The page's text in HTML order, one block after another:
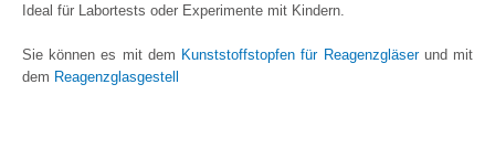
Ideal für Labortests oder Experimente mit Kindern.
Sie können es mit dem Kunststoffstopfen für Reagenzgläserund mit
dem Reagenzglasgestell